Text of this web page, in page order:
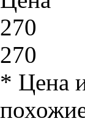
270
270
* Цена